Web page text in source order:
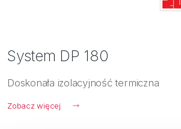
System DP 180
Doskonała izolacyjność termiczna
Zobacz więcej